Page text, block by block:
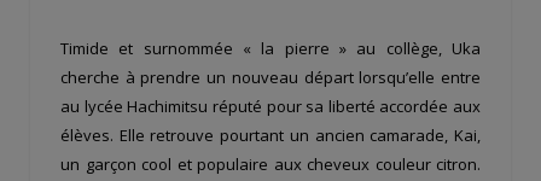
Timide et surnommée « la pierre » au collège, Uka
cherche à prendre un nouveau départ lorsqu’elle entre
au lycée Hachimitsu réputé pour sa liberté accordée aux
élèves. Elle retrouve pourtant un ancien camarade, Kai,
un garçon cool et populaire aux cheveux couleur citron.